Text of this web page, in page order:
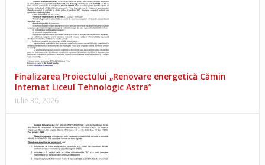
Finalizarea Proiectului „Renovare energetică Cămin
Internat Liceul Tehnologic Astra”
iulie 30, 2026